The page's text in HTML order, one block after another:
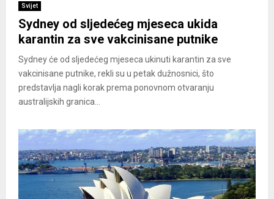
Svijet
Sydney od sljedećeg mjeseca ukida
karantin za sve vakcinisane putnike
Sydney će od sljedećeg mjeseca ukinuti karantin za sve
vakcinisane putnike, rekli su u petak dužnosnici, što
predstavlja nagli korak prema ponovnom otvaranju
australijskih granica...